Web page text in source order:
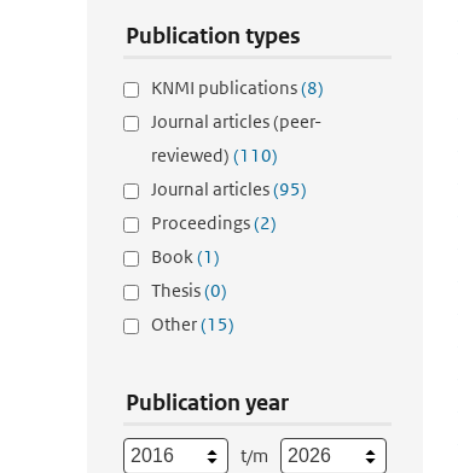
Publication types
KNMI publications(8)
Journal articles (peer-
reviewed) (110)
Journal articles(95)
Proceedings(2)
Book(1)
Thesis(0)
Other(15)
Publication year
t/m